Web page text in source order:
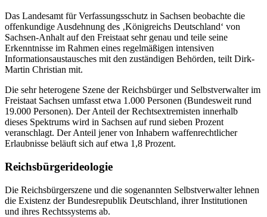
Das Landesamt für Verfassungsschutz in Sachsen beobachte die
offenkundige Ausdehnung des ‚Königreichs Deutschland‘ von
Sachsen-Anhalt auf den Freistaat sehr genau und teile seine
Erkenntnisse im Rahmen eines regelmäßigen intensiven
Informationsaustausches mit den zuständigen Behörden, teilt Dirk-
Martin Christian mit.
Die sehr heterogene Szene der Reichsbürger und Selbstverwalter im
Freistaat Sachsen umfasst etwa 1.000 Personen (Bundesweit rund
19.000 Personen). Der Anteil der Rechtsextremisten innerhalb
dieses Spektrums wird in Sachsen auf rund sieben Prozent
veranschlagt. Der Anteil jener von Inhabern waffenrechtlicher
Erlaubnisse beläuft sich auf etwa 1,8 Prozent.
Reichsbürgerideologie
Die Reichsbürgerszene und die sogenannten Selbstverwalter lehnen
die Existenz der Bundesrepublik Deutschland, ihrer Institutionen
und ihres Rechtssystems ab.